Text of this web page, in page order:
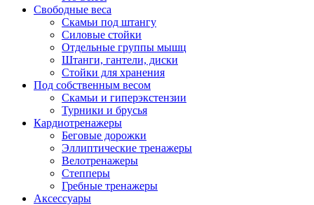
Свободные веса
Скамьи под штангу
Силовые стойки
Отдельные группы мышц
Штанги, гантели, диски
Стойки для хранения
Под собственным весом
Скамьи и гиперэкстензии
Турники и брусья
Кардиотренажеры
Беговые дорожки
Эллиптические тренажеры
Велотренажеры
Степперы
Гребные тренажеры
Аксессуары